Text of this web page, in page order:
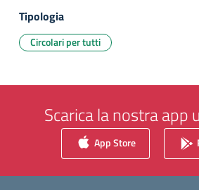
Tipologia
Circolari per tutti
Scarica la nostra app
App Store